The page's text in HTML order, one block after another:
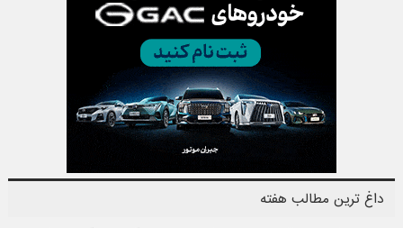
داغ ترین مطالب هفته